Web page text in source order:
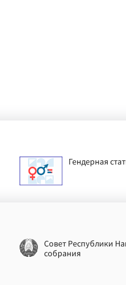
Гендерная
Совет Республики
собрания